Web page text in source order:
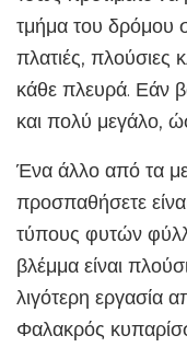
τμήμα του δρόμου
πλατιές, πλούσιες
κάθε πλευρά. Εάν
και πολύ μεγάλο,
Ένα άλλο από τα
προσπαθήσετε
τύπους φυτών
βλέμμα είναι
λιγότερη εργασία
Φαλακρός